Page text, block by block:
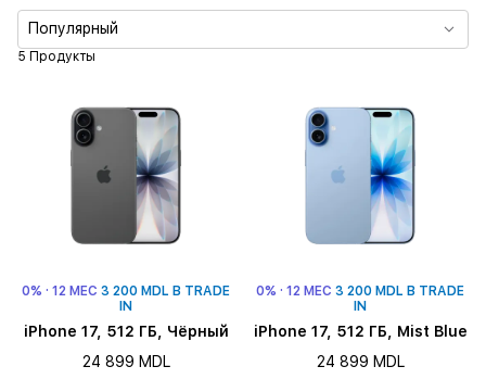
Память
Основная камера
Время воспроизведения видео
Тип SIM карты
5 Продукты
Популярный
0% · 12 МЕС 3 200 MDL В TRADE
IN
iPhone 17, 512 ГБ, Чёрный
24 899 MDL
0% · 12 МЕС 3 200 MDL В TRADE
IN
iPhone 17, 512 ГБ, Mist Blue
24 899 MDL